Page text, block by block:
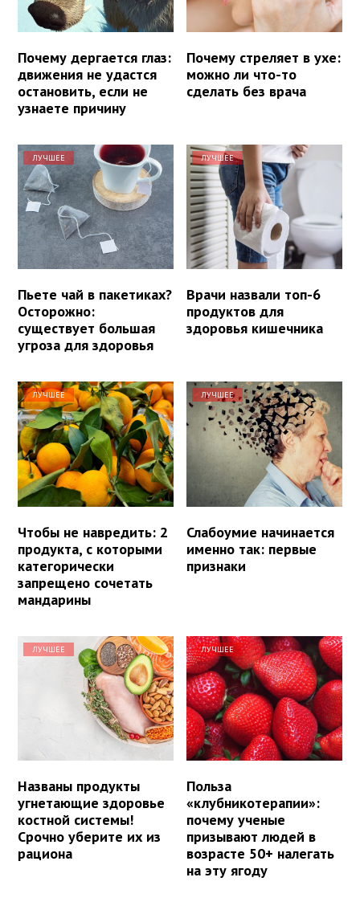
Почему дергается глаз:
движения не удастся
остановить, если не
узнаете причину
Почему стреляет в ухе:
можно ли что-то
сделать без врача
ЛУЧШЕЕ
Пьете чай в пакетиках?
Осторожно:
существует большая
угроза для здоровья
ЛУЧШЕЕ
Врачи назвали топ-6
продуктов для
здоровья кишечника
ЛУЧШЕЕ
Чтобы не навредить: 2
продукта, с которыми
категорически
запрещено сочетать
мандарины
ЛУЧШЕЕ
Слабоумие начинается
именно так: первые
признаки
ЛУЧШЕЕ
Названы продукты
угнетающие здоровье
костной системы!
Срочно уберите их из
рациона
ЛУЧШЕЕ
Польза
«клубникотерапии»:
почему ученые
призывают людей в
возрасте 50+ налегать
на эту ягоду